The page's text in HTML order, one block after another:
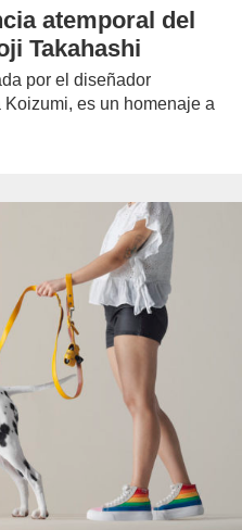
atemporal del
Takahashi
por el diseñador
es un homenaje a